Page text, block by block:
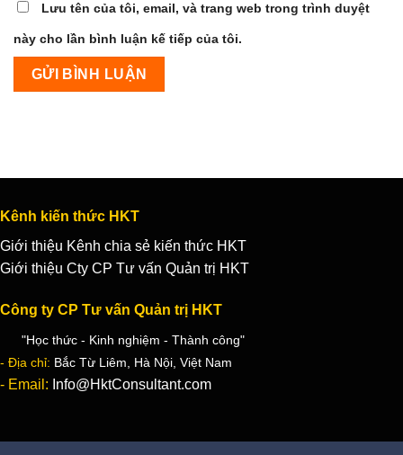
Lưu tên của tôi, email, và trang web trong trình duyệt
này cho lần bình luận kế tiếp của tôi.
Kênh kiến thức HKT
Giới thiệu Kênh chia sẻ kiến thức HKT
Giới thiệu Cty CP Tư vấn Quản trị HKT
Công ty CP Tư vấn Quản trị HKT
"Học thức - Kinh nghiệm - Thành công"
- Địa chỉ: Bắc Từ Liêm, Hà Nội, Việt Nam
- Email: Info@HktConsultant.com